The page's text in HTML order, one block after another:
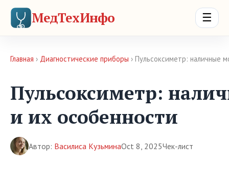
МедТехИнфо ☰
Главная › Диагностические приборы › Пульсоксиметр: наличные
Пульсоксиметр:
и их особенности
Автор: Василиса КузьминаOct 8, 2025Чек-лист